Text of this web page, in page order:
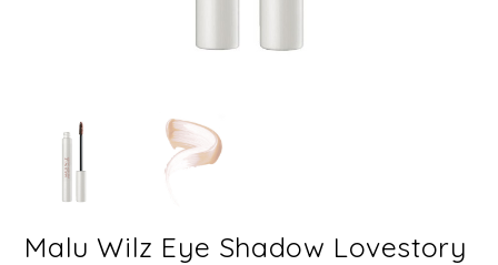
Malu Wilz Eye Shadow Lovestory